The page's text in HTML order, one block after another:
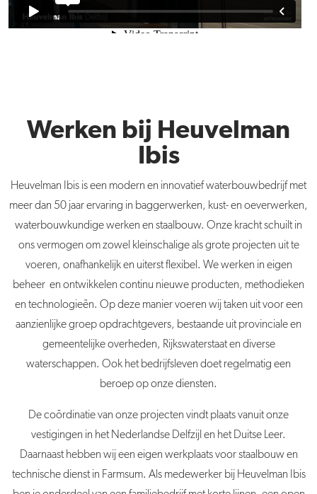
Werken bij Heuvelman
Ibis
Heuvelman Ibis is een modern en innovatief waterbouwbedrijf met
meer dan 50 jaar ervaring in baggerwerken, kust- en oeverwerken,
waterbouwkundige werken en staalbouw. Onze kracht schuilt in
ons vermogen om zowel kleinschalige als grote projecten uit te
voeren, onafhankelijk en uiterst flexibel. We werken in eigen
beheer en ontwikkelen continu nieuwe producten, methodieken
en technologieën. Op deze manier voeren wij taken uit voor een
aanzienlijke groep opdrachtgevers, bestaande uit provinciale en
gemeentelijke overheden, Rijkswaterstaat en diverse
waterschappen. Ook het bedrijfsleven doet regelmatig een
beroep op onze diensten.
De coördinatie van onze projecten vindt plaats vanuit onze
vestigingen in het Nederlandse Delfzijl en het Duitse Leer.
Daarnaast hebben wij een eigen werkplaats voor staalbouw en
technische dienst in Farmsum. Als medewerker bij Heuvelman Ibis